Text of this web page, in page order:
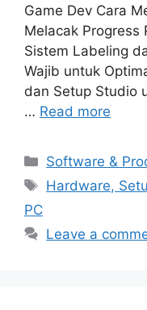
Game Dev Cara
Melacak Progress
Sistem Labeling
Wajib untuk
dan Setup Studio
… Read more
Categories
Software &
Tags
Hardware,
PC
Leave a